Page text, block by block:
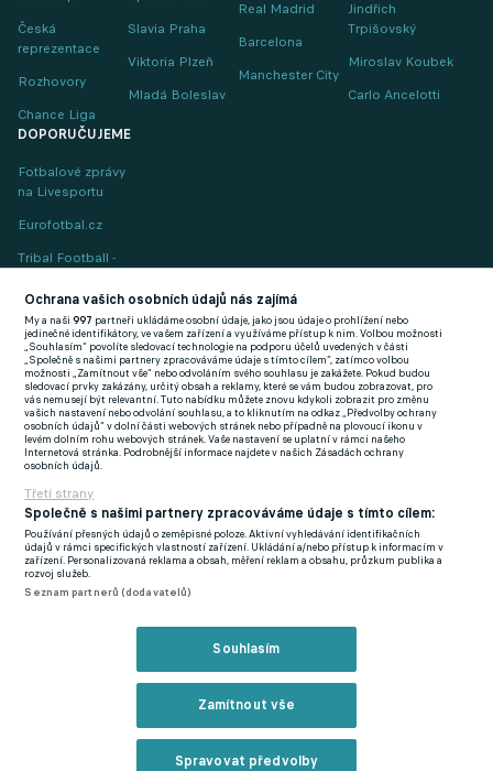
Česká
reprezentace
Rozhovory
Chance Liga
Slavia Praha
Viktoria Plzeň
Mladá Boleslav
Real Madrid
Barcelona
Manchester City
Jindřich
Trpišovský
Miroslav Koubek
Carlo Ancelotti
DOPORUČUJEME
Fotbalové zprávy
na Livesportu
Eurofotbal.cz
Tribal Football -
(EN)
FlashFutbal (SK)
Tenisportal.cz
Tenisové zprávy
na Livesportu
Podmínky užití
Zásady ochrany osobních údajů
GDPR a žurnalistika
Ochrana vašich osobních údajů nás zajímá
My a naši997 partneři ukládáme osobní údaje, jako jsou údaje o prohlížení nebo
jedinečné identifikátory, ve vašem zařízení a využíváme přístup k nim. Volbou možnosti
„Souhlasím“ povolíte sledovací technologie na podporu účelů uvedených v části
„Společně s našimi partnery zpracováváme údaje s tímto cílem“, zatímco volbou
možnosti „Zamítnout vše“ nebo odvoláním svého souhlasu je zakážete. Pokud budou
sledovací prvky zakázány, určitý obsah a reklamy, které se vám budou zobrazovat, pro
vás nemusejí být relevantní. Tuto nabídku můžete znovu kdykoli zobrazit pro změnu
vašich nastavení nebo odvolání souhlasu, a to kliknutím na odkaz „Předvolby ochrany
osobních údajů“ v dolní části webových stránek nebo případně na plovoucí ikonu v
levém dolním rohu webových stránek. Vaše nastavení se uplatní v rámci našeho
Internetová stránka. Podrobnější informace najdete v našich Zásadách ochrany
osobních údajů.
Třetí strany
Společně s našimi partnery zpracováváme údaje s tímto cílem:
Používání přesných údajů o zeměpisné poloze. Aktivní vyhledávání identifikačních
údajů v rámci specifických vlastností zařízení. Ukládání a/nebo přístup k informacím v
zařízení. Personalizovaná reklama a obsah, měření reklam a obsahu, průzkum publika a
rozvoj služeb.
Seznam partnerů (dodavatelů)
Souhlasím
Zamítnout vše
Spravovat předvolby